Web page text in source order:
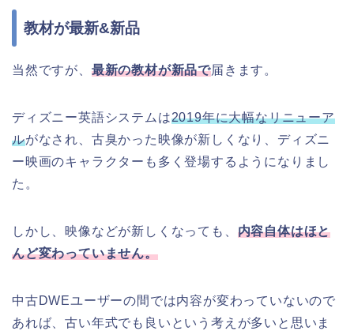
教材が最新&新品
当然ですが、 最新の教材が新品で届きます。
ディズニー英語システムは2019年に大幅なリニューア
ルがなされ、古臭かった映像が新しくなり、ディズニ
ー映画のキャラクターも多く登場するようになりまし
た。
しかし、映像などが新しくなっても、 内容自体はほと
んど変わっていません。
中古DWEユーザーの間では内容が変わっていないので
あれば、古い年式でも良いという考えが多いと思いま